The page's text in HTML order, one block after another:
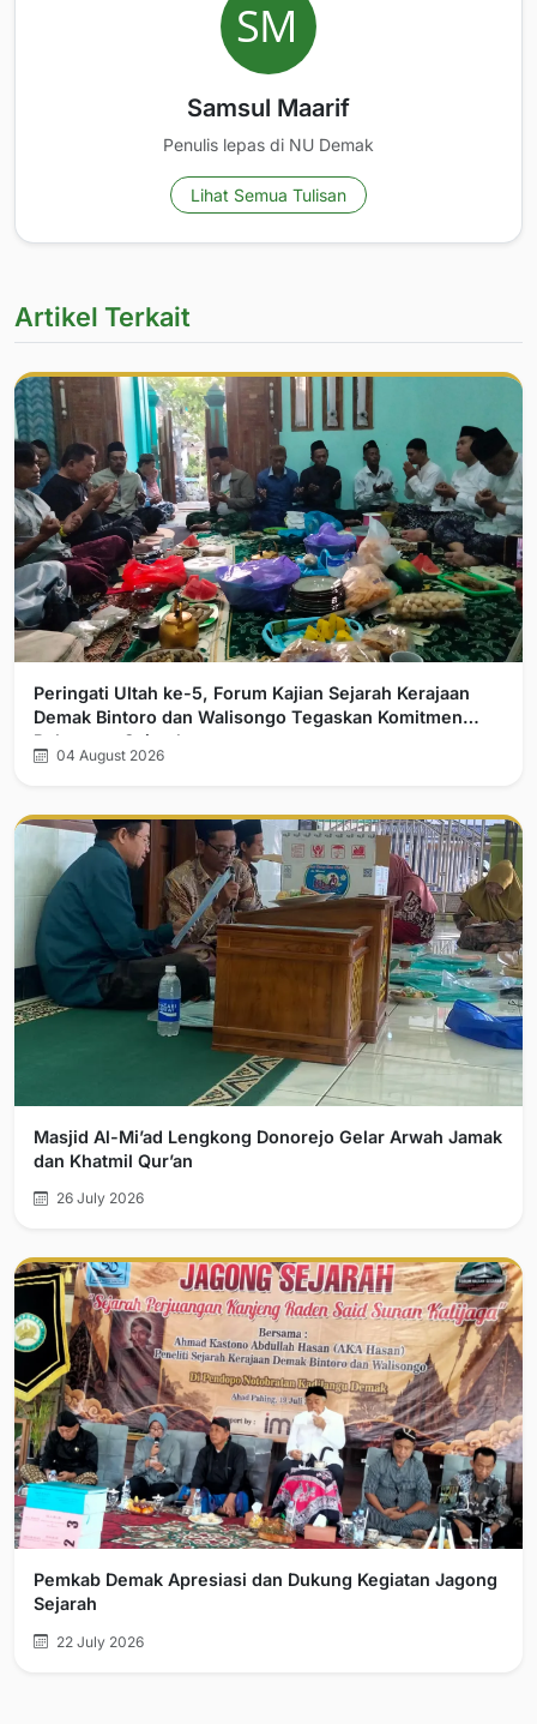
Samsul Maarif
Penulis lepas di NU Demak
Lihat Semua Tulisan
Artikel Terkait
Peringati Ultah ke-5, Forum Kajian Sejarah Kerajaan
Demak Bintoro dan Walisongo Tegaskan Komitmen
Pelurusan Sejarah
04 August 2026
Masjid Al-Mi’ad Lengkong Donorejo Gelar Arwah Jamak
dan Khatmil Qur’an
26 July 2026
Pemkab Demak Apresiasi dan Dukung Kegiatan Jagong
Sejarah
22 July 2026